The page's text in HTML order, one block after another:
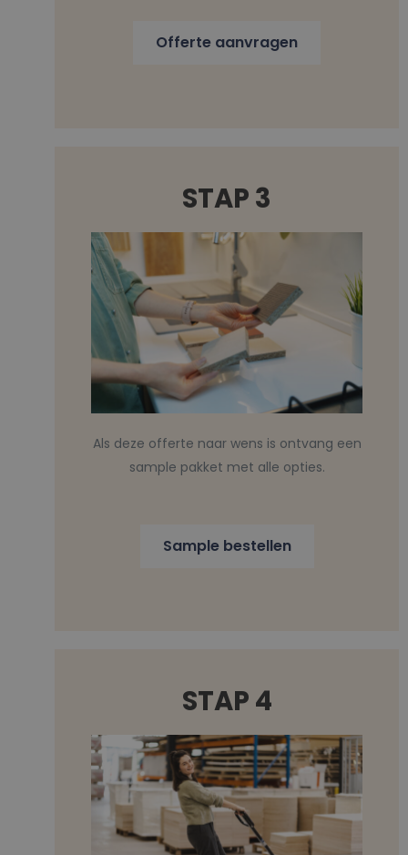
Offerte aanvragen
STAP 3
Als deze offerte naar wens is ontvang een
sample pakket met alle opties.
Sample bestellen
STAP 4